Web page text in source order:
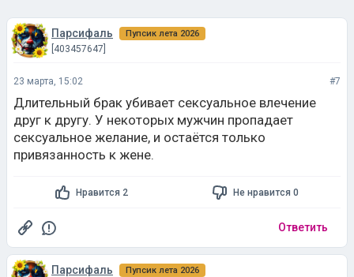
Парсифаль Пупсик лета 2026
[403457647]
23 марта, 15:02 #7
Длительный брак убивает сексуальное влечение
друг к другу. У некоторых мужчин пропадает
сексуальное желание, и остаётся только
привязанность к жене.
Нравится 2 Не нравится 0
Ответить
Парсифаль Пупсик лета 2026